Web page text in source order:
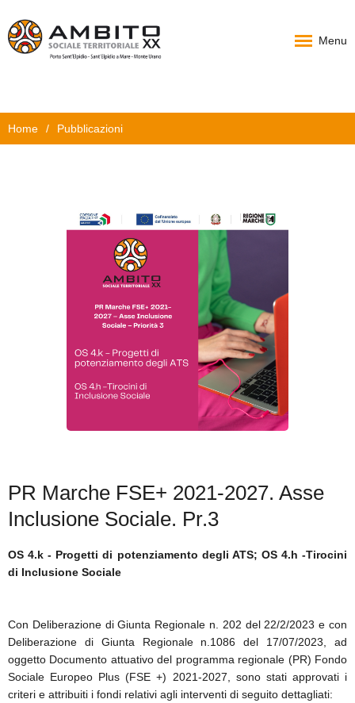
Menu
Home
Chi Siamo
Documenti
Carta Servizi
Home / Pubblicazioni
PR Marche FSE+ 2021-2027. Asse
Inclusione Sociale. Pr.3
OS 4.k - Progetti di potenziamento degli ATS; OS 4.h -Tirocini
di Inclusione Sociale
Con Deliberazione di Giunta Regionale n. 202 del 22/2/2023 e con
Deliberazione di Giunta Regionale n.1086 del 17/07/2023, ad
oggetto Documento attuativo del programma regionale (PR) Fondo
Sociale Europeo Plus (FSE +) 2021-2027, sono stati approvati i
criteri e attribuiti i fondi relativi agli interventi di seguito dettagliati: